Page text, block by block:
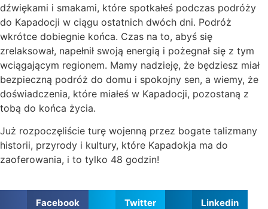
dźwiękami i smakami, które spotkałeś podczas podróży
do Kapadocji w ciągu ostatnich dwóch dni. Podróż
wkrótce dobiegnie końca. Czas na to, abyś się
zrelaksował, napełnił swoją energią i pożegnał się z tym
wciągającym regionem. Mamy nadzieję, że będziesz miał
bezpieczną podróż do domu i spokojny sen, a wiemy, że
doświadczenia, które miałeś w Kapadocji, pozostaną z
tobą do końca życia.
Już rozpoczęliście turę wojenną przez bogate talizmany
historii, przyrody i kultury, które Kapadokja ma do
zaoferowania, i to tylko 48 godzin!
Facebook Twitter Linkedin